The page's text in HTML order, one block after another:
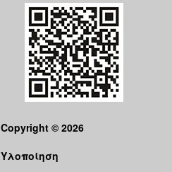
Copyright © 2026
Υλοποίηση